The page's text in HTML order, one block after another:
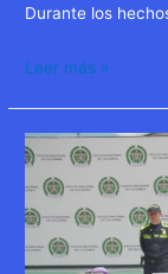
Durante los
Capturado
el
presunto
agresor
de
Leer más »